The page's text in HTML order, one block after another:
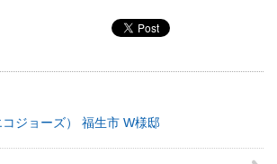
ジョーズ） 福生市 W様邸